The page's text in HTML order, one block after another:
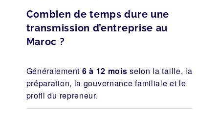
Combien de temps dure une
transmission d’entreprise au
Maroc ?
Généralement 6 à 12 mois selon la taille, la
préparation, la gouvernance familiale et le
profil du repreneur.